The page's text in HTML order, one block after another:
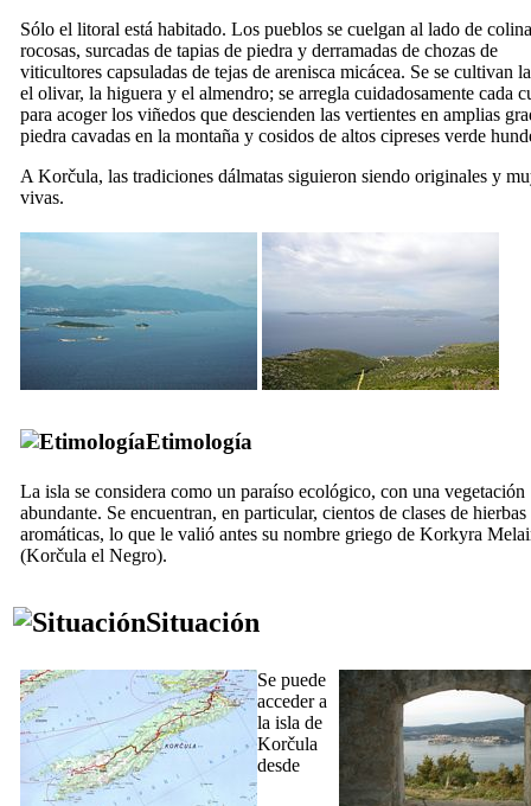
Sólo el litoral está habitado. Los pueblos se cuelgan al lado de
rocosas, surcadas de tapias de piedra y derramadas de chozas de
viticultores capsuladas de tejas de arenisca micácea. Se se cultivan
el olivar, la higuera y el almendro; se arregla cuidadosamente cada
para acoger los viñedos que descienden las vertientes en amplias
piedra cavadas en la montaña y cosidos de altos cipreses verde
A Korčula, las tradiciones dálmatas siguieron siendo originales y
vivas.
Etimología
La isla se considera como un paraíso ecológico, con una vegetación
abundante. Se encuentran, en particular, cientos de clases de hierbas
aromáticas, lo que le valió antes su nombre griego de Korkyra
(Korčula el Negro).
Situación
Se puede
acceder a
la isla de
Korčula
desde